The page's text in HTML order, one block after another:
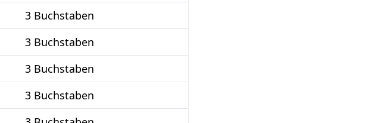
3 Buchstaben
3 Buchstaben
3 Buchstaben
3 Buchstaben